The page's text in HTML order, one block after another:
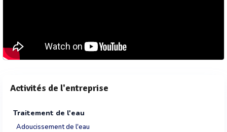
Activités de l'entreprise
Traitement de l'eau
Adoucissement de l'eau